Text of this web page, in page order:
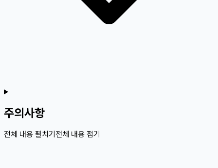
주의사항
전체 내용 펼치기 전체 내용 접기